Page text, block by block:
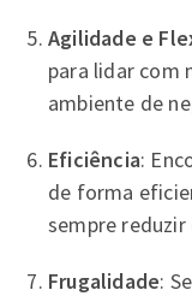
Agilidade e
para lidar com
ambiente de
Eficiência:
de forma
sempre
Frugalidade: